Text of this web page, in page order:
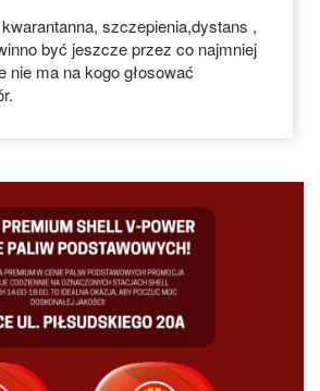
szczepienia,dystans ,
być jeszcze przez co najmniej
nie ma na kogo głosować